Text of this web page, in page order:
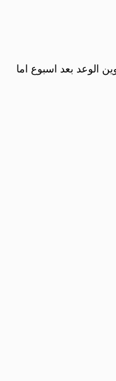
الوعد بعد اسبوع اما